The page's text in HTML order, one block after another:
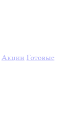
Акции Готовые